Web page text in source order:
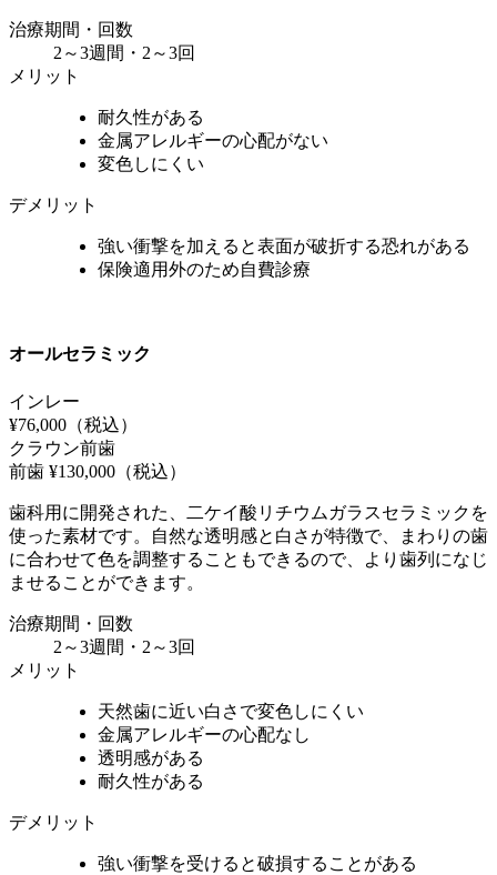
治療期間・回数
2～3週間・2～3回
メリット
耐久性がある
金属アレルギーの心配がない
変色しにくい
デメリット
強い衝撃を加えると表面が破折する恐れがある
保険適用外のため自費診療
オールセラミック
インレー
¥76,000 （税込）
クラウン前歯
前歯 ¥130,000 （税込）
歯科用に開発された、二ケイ酸リチウムガラスセラミックを
使った素材です。自然な透明感と白さが特徴で、まわりの歯
に合わせて色を調整することもできるので、より歯列になじ
ませることができます。
治療期間・回数
2～3週間・2～3回
メリット
天然歯に近い白さで変色しにくい
金属アレルギーの心配なし
透明感がある
耐久性がある
デメリット
強い衝撃を受けると破損することがある